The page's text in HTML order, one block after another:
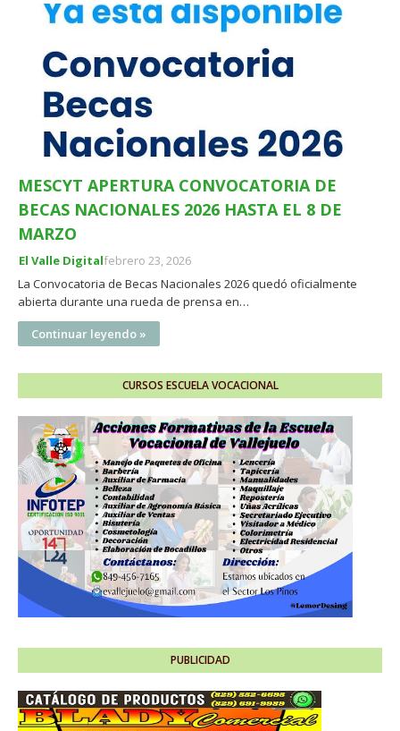
MESCYT APERTURA CONVOCATORIA DE
BECAS NACIONALES 2026 HASTA EL 8 DE
MARZO
El Valle Digitalfebrero 23, 2026
La Convocatoria de Becas Nacionales 2026 quedó oficialmente
abierta durante una rueda de prensa en…
Continuar leyendo »
CURSOS ESCUELA VOCACIONAL
PUBLICIDAD